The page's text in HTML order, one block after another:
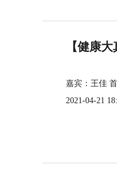
【健康
嘉宾：王佳
2021-04-21